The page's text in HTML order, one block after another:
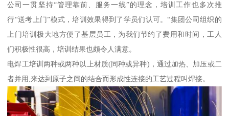
公司一贯坚持“管理靠前、服务一线”的理念，培训工作也多次推
行“送考上门”模式，培训效果得到了学员们认可。“集团公司组织的
上门培训极大地方便了基层员工，为我们节约了费用和时间，工人
们积极性很高，培训结果也颇令人满意。
电焊工培训两种或两种以上材质(同种或异种)，通过加热、加压或二
者并用,来达到原子之间的结合而形成性连接的工艺过程叫焊接。